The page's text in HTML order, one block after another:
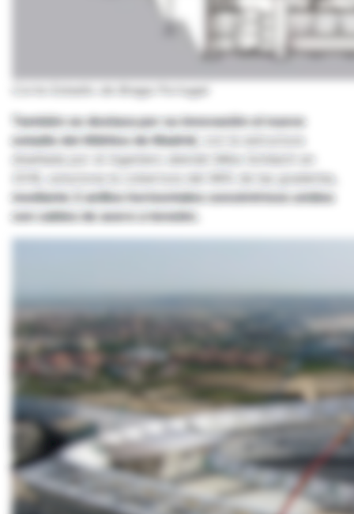
Corte Estadio de Braga Portugal
También se destaca por su innovación el nuevo
estadio del Atlético de Madrid , con la estructura
diseñada por el ingeniero alemán Mike Schlaich en
2018, soluciona la cobertura del 98% de las graderías,
mediante 2 anillos horizontales concéntricos unidos
con cables de acero a tensión.